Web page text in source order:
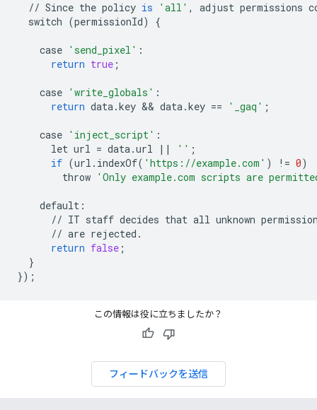
// Since the policy is 'all' , adjust permissions
switch (permissionId) {
case 'send_pixel' :
return true ;
case 'write_globals' :
return data.key && data.key == '_gaq' ;
case 'inject_script' :
let url = data.url || '' ;
if (url . indexOf( 'https://example.com' ) != 0)
throw 'Only example.com scripts are
default :
// IT staff decides that all unknown
// are rejected .
return false ;
}
});
この情報は役に立ちましたか？
フィードバックを送信